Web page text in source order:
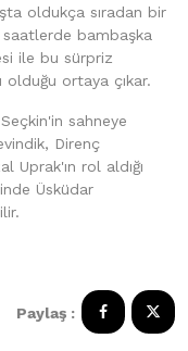
oldukça sıradan bir
bambaşka
ile bu sürpriz
ortaya çıkar.
sahneye
Direnç
Uprak'ın rol aldığı
Üsküdar
Paylaş :